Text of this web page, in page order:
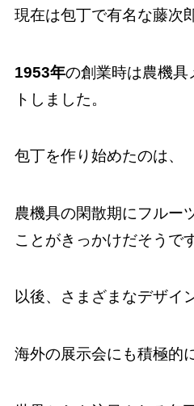
現在は包丁で有名な藤次
1953年の創業時は農機具
トしました。
包丁を作り始めたのは、
農機具の閑散期にフルー
ことがきっかけだそうで
以後、さまざまなデザイ
海外の展示会にも積極的